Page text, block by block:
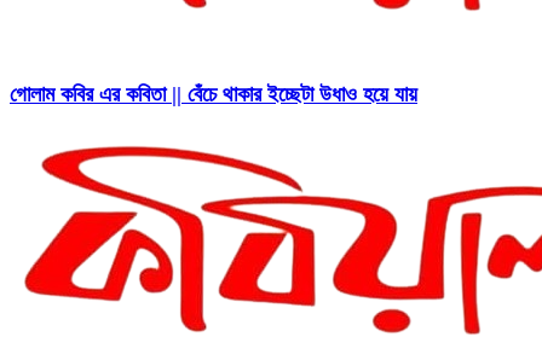
গোলাম কবির এর কবিতা || বেঁচে থাকার ইচ্ছেটা উধাও হয়ে যায়